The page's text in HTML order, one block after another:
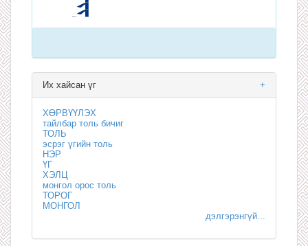
+
Их хайсан үг
ХӨРВҮҮЛЭХ
тайлбар толь бичиг
ТОЛЬ
эсрэг үгийн толь
НЭР
ҮГ
ХЭЛЦ
монгол орос толь
ТОРОГ
МОНГОЛ
дэлгэрэнгүй...